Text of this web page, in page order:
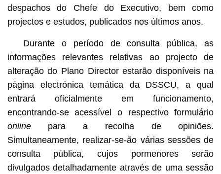
despachos do Chefe do Executivo, bem como
projectos e estudos, publicados nos últimos anos.
Durante o período de consulta pública, as
informações relevantes relativas ao projecto de
alteração do Plano Director estarão disponíveis na
página electrónica temática da DSSCU, a qual
entrará oficialmente em funcionamento,
encontrando-se acessível o respectivo formulário
onlinepara a recolha de opiniões.
Simultaneamente, realizar-se-ão várias sessões de
consulta pública, cujos pormenores serão
divulgados detalhadamente através de uma sessão